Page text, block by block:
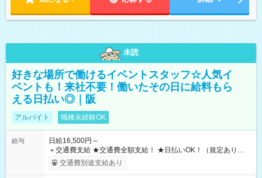
未読
好きな場所で働けるイベントスタッフ☆人気イ
ベントも！来社不要！働いたその日に給料もら
える日払い◎｜阪
アルバイト 職種未経験OK
給与
日給16,500円～
＋交通費支給 ★交通費全額支給！ ★日払いOK！（規定あり） ┗
働いたその日に現金GET♪ お仕事後はコンビニATMから 日払
交通費別途支給あり